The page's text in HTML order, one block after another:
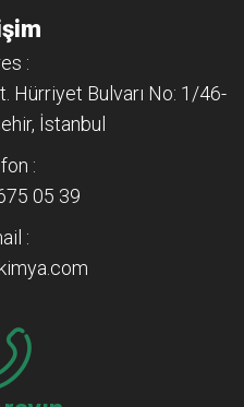
:
Hürriyet Bulvarı No: 1/46-
İstanbul
:
05 39
: